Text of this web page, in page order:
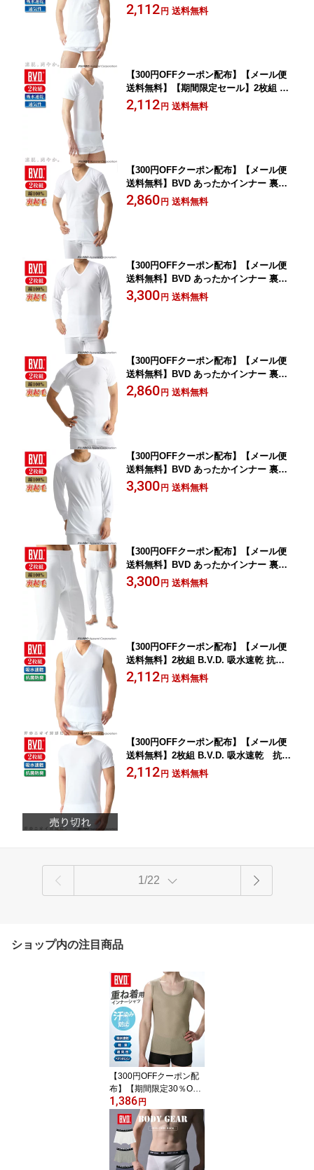
V.D. カノコメッシュ ランニング 吸水速
乾 クールビズ タンクトップ メンズイン
2,112 円 送料無料
【300円OFFクーポン配布】【メール便
送料無料】【期間限定セール】2枚組 B.
V.D. カノコメッシュ V首半袖Tシャツ 吸
水速乾 クールビズ Vネック メンズイン
2,112 円 送料無料
【300円OFFクーポン配布】【メール便
送料無料】BVD あったかインナー 裏起
毛 2枚組 V首半袖Tシャツ セット 綿10
0％ フライス編み 防寒 保湿 綿 男性 下
2,860 円 送料無料
【300円OFFクーポン配布】【メール便
送料無料】BVD あったかインナー 裏起
毛 2枚組 V首長袖Tシャツ セット 綿10
0％ フライス編み 防寒 保湿 綿 男性 下
3,300 円 送料無料
【300円OFFクーポン配布】【メール便
送料無料】BVD あったかインナー 裏起
毛 2枚組 丸首半袖Tシャツ セット綿10
0％ フライス編み 防寒 保湿 綿 男性 下
2,860 円 送料無料
【300円OFFクーポン配布】【メール便
送料無料】BVD あったかインナー 裏起
毛 2枚組 丸首長袖Tシャツ セット綿10
0％ フライス編み 防寒 保湿 綿 男性 下
3,300 円 送料無料
【300円OFFクーポン配布】【メール便
送料無料】BVD あったかインナー 裏起
毛 2枚組 長ズボン下 セット綿100％ フ
ライス編み 防寒 タイツ スパッツ もも
3,300 円 送料無料
【300円OFFクーポン配布】【メール便
送料無料】2枚組 B.V.D. 吸水速乾 抗菌
防臭 Vネックスリーブレス ドライ＆デ
オドラント メンズインナー 下着 肌着
2,112 円 送料無料
【300円OFFクーポン配布】【メール便
送料無料】2枚組 B.V.D. 吸水速乾 抗菌
防臭 クルーネック半袖Tシャツ ドライ
＆デオドラント メンズインナー 下着 ア
2,112 円 送料無料
1/22
ショップ内の注目商品
【300円OFFクーポン配
布】【期間限定30％OFF
セール】B.V.D. 重ね着用
ワイドスリーブレス エア
ーメッシュドライプラス
インナーシャツ 軽量 通
気性 メンズ 男性 下着 肌
着 スポーツ カジュアル
1,386 円